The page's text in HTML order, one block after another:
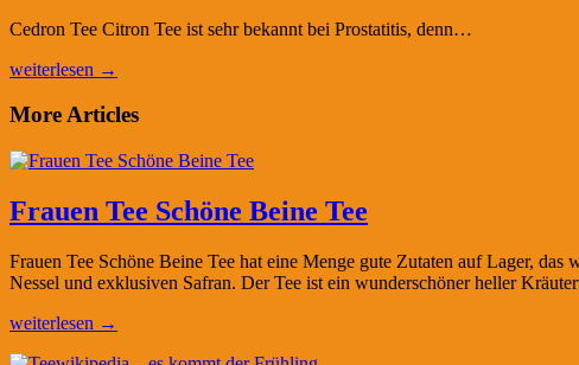
Cedron Tee Citron Tee ist sehr bekannt bei Prostatitis, denn…
weiterlesen →
More Articles
Frauen Tee Schöne Beine Tee
Frauen Tee Schöne Beine Tee hat eine Menge gute Zutaten auf Lager,
Nessel und exklusiven Safran. Der Tee ist ein wunderschöner heller
weiterlesen →